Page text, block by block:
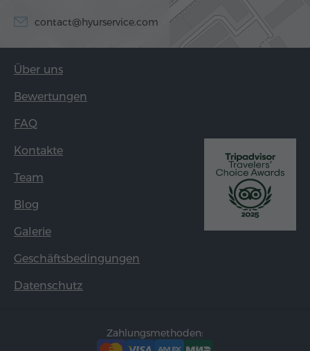
contact@hyurservice.com
Über uns
Bewertungen
FAQ
Kontakte
Team
Blog
Galerie
Geschäftsbedingungen
Datenschutz
Zahlungsmethoden: